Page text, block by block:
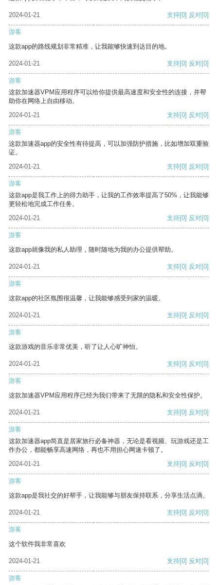
2024-01-21 支持[0] 反对[0]
游客
这款app的路线规划非常精准，让我能够快速到达目的地。
2024-01-21 支持[0] 反对[0]
游客
这款加速器VPM应用程序可以给你提供最高速度和安全性的连接，并帮
助你在网络上自由移动。
2024-01-21
支持[0] 反对[0]
游客
这款加速器app的安全性有待提高，可以加强防护措施，比如增加双重验
证。
2024-01-21
支持[0] 反对[0]
游客
这款app是我工作上的得力助手，让我的工作效率提高了50%，让我能够
更轻松地完成工作任务。
2024-01-21
支持[0] 反对[0]
游客
这款app就像我的私人助理，随时随地为我的办公提供帮助。
2024-01-21 支持[0] 反对[0]
游客
这款app的社区氛围很温馨，让我能够感受到家的温暖。
2024-01-21 支持[0] 反对[0]
游客
这款游戏的音乐非常优美，听了让人心旷神怡。
2024-01-21 支持[0] 反对[0]
游客
这款加速器VPM应用程序已经为我们带来了无限的隐私和安全性保护。
2024-01-21 支持[0] 反对[0]
游客
这款加速器app简直是居家旅行必备神器，无论是看视频、玩游戏还是工
作办公，都能畅享高速网络，再也不用担心网速卡顿了。
2024-01-21
支持[0] 反对[0]
游客
这款app是我社交的好帮手，让我能够与朋友保持联系，分享生活点滴。
2024-01-21 支持[0] 反对[0]
游客
这个软件我非常喜欢
2024-01-21 支持[0] 反对[0]
游客